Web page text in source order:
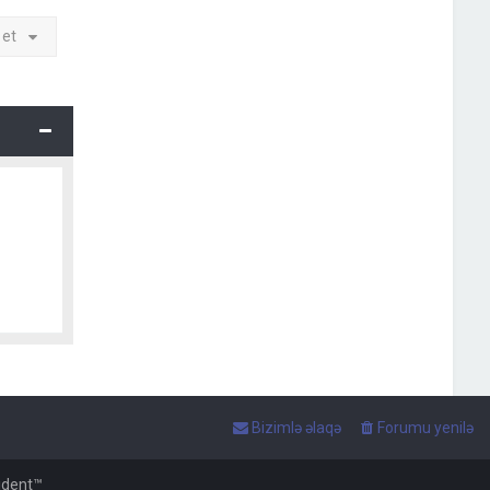
et
Forumu yenilə
Bizimlə əlaqə